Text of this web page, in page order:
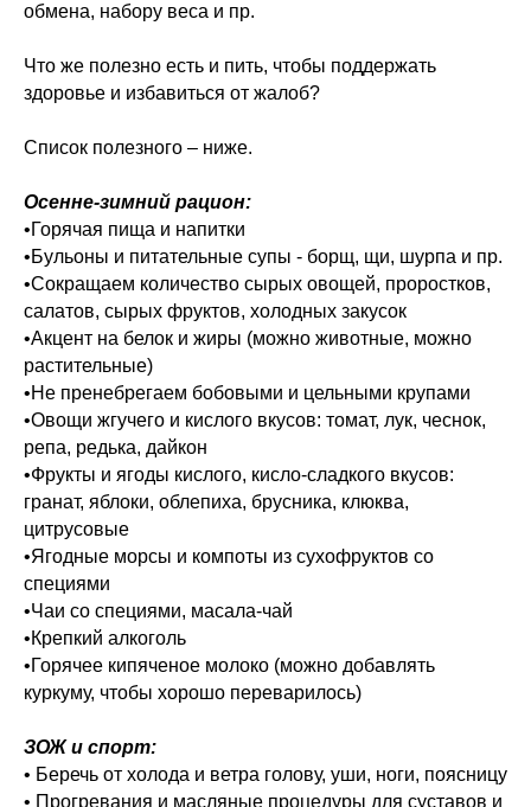
обмена, набору веса и пр.
Что же полезно есть и пить, чтобы поддержать
здоровье и избавиться от жалоб?
Список полезного – ниже.
Осенне-зимний рацион:
•Горячая пища и напитки
•Бульоны и питательные супы - борщ, щи, шурпа и пр.
•Сокращаем количество сырых овощей, проростков,
салатов, сырых фруктов, холодных закусок
•Акцент на белок и жиры (можно животные, можно
растительные)
•Не пренебрегаем бобовыми и цельными крупами
•Овощи жгучего и кислого вкусов: томат, лук, чеснок,
репа, редька, дайкон
•Фрукты и ягоды кислого, кисло-сладкого вкусов:
гранат, яблоки, облепиха, брусника, клюква,
цитрусовые
•Ягодные морсы и компоты из сухофруктов со
специями
•Чаи со специями, масала-чай
•Крепкий алкоголь
•Горячее кипяченое молоко (можно добавлять
куркуму, чтобы хорошо переварилось)
ЗОЖ и спорт:
• Беречь от холода и ветра голову, уши, ноги, поясницу
• Прогревания и масляные процедуры для суставов и